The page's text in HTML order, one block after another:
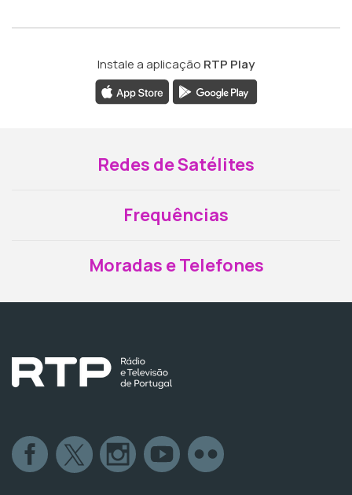
Instale a aplicação RTP Play
Redes de Satélites
Frequências
Moradas e Telefones